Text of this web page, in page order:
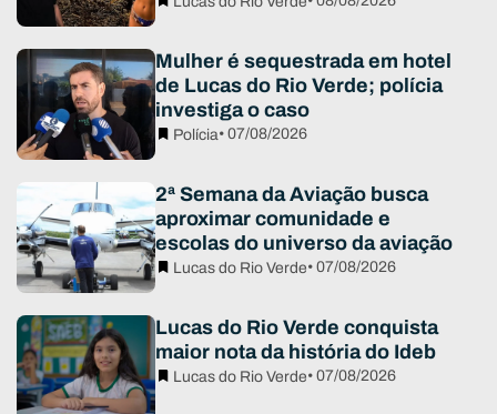
Mulher é sequestrada em hotel
de Lucas do Rio Verde; polícia
investiga o caso
Polícia• 07/08/2026
2ª Semana da Aviação busca
aproximar comunidade e
escolas do universo da aviação
Lucas do Rio Verde• 07/08/2026
Lucas do Rio Verde conquista
maior nota da história do Ideb
Lucas do Rio Verde• 07/08/2026